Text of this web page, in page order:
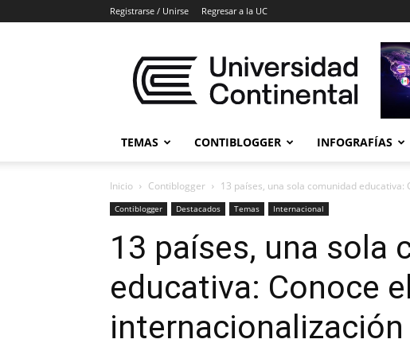
Registrarse / Unirse Regresar a la UC
Universidad
Continental
TEMAS CONTIBLOGGER INFOGRAFÍAS
Inicio Contiblogger 13 países, una sola comunidad
Contiblogger Destacados Temas Internacional
13 países, una sola
educativa: Conoce
internacionalización